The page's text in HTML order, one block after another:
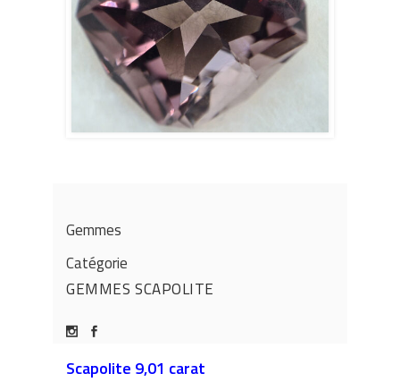
Gemmes
Catégorie
GEMMES SCAPOLITE
Scapolite 9,01 carat